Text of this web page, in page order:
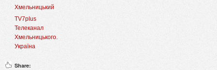
Хмельницький
TV7plus
Телеканал
Хмельницького.
Україна
Share: